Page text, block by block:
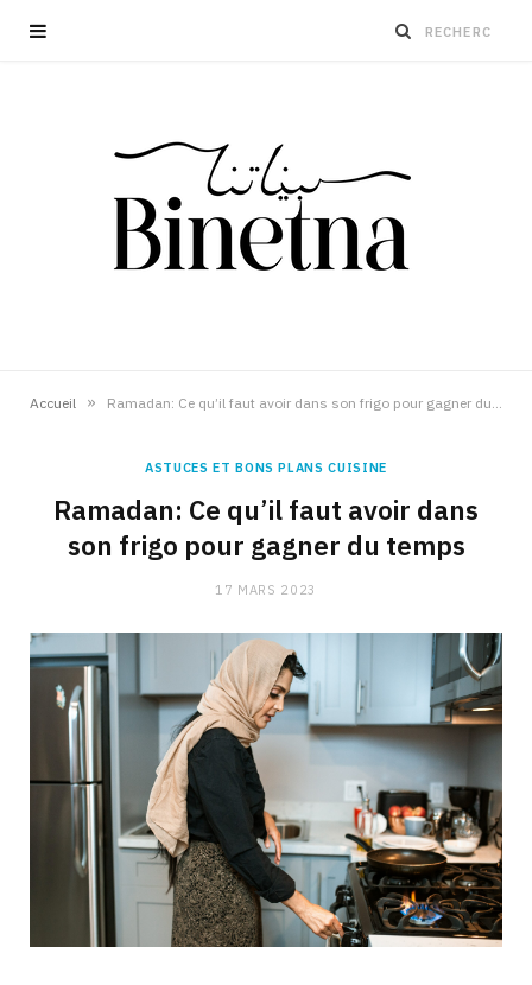
Accueil »
ASTUCES ET BONS PLANS CUISINE
Ramadan: Ce qu’il faut avoir dans
son frigo pour gagner du temps
17 MARS 2023